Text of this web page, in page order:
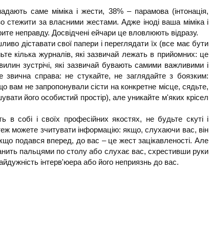
саме міміка і жести, 38% – парамова (інтонація,
стежити за власними жестами. Адже іноді ваша міміка і
неправду. Досвідчені ейчари це вловлюють відразу.
діставати свої папери і переглядати їх (все має бути
кілька журналів, які зазвичай лежать в прийомних: це
зустрічі, які зазвичай бувають самими важливими і
справа: не стукайте, не заглядайте з боязким:
вам не запропонували сісти на конкретне місце, сядьте,
його особистий простір), але уникайте м'яких крісел
собі і своїх професійних якостях, не будьте скуті і
можете зчитувати інформацію: якщо, слухаючи вас, він
подався вперед, до вас – це жест зацікавленості. Але
пальцями по столу або слухає вас, схрестивши руки
інтерв'юера або його неприязнь до вас.